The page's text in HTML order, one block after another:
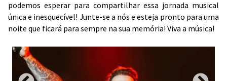
podemos esperar para compartilhar essa jornada musical
única e inesquecível! Junte-se a nós e esteja pronto para uma
noite que ficará para sempre na sua memória! Viva a música!